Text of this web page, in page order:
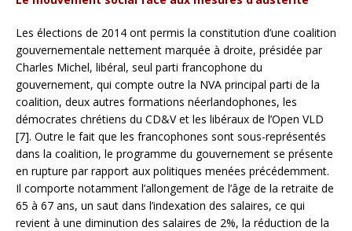
Les élections de 2014 ont permis la constitution d’une coalition
gouvernementale nettement marquée à droite, présidée par
Charles Michel, libéral, seul parti francophone du
gouvernement, qui compte outre la NVA principal parti de la
coalition, deux autres formations néerlandophones, les
démocrates chrétiens du CD&V et les libéraux de l’Open VLD
[7]. Outre le fait que les francophones sont sous-représentés
dans la coalition, le programme du gouvernement se présente
en rupture par rapport aux politiques menées précédemment.
Il comporte notamment l’allongement de l’âge de la retraite de
65 à 67 ans, un saut dans l’indexation des salaires, ce qui
revient à une diminution des salaires de 2%, la réduction de la